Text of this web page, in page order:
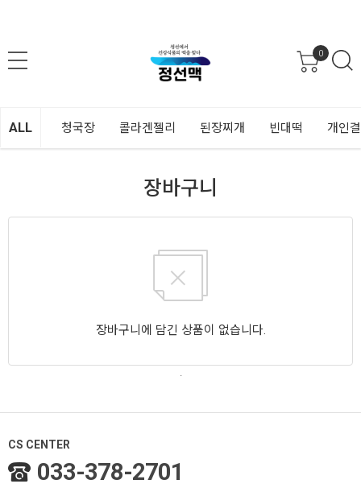
0
ALL 청국장 콜라겐젤리 된장찌개 빈대떡 개인
장바구니
장바구니에 담긴 상품이 없습니다.
.
CS CENTER
033-378-2701